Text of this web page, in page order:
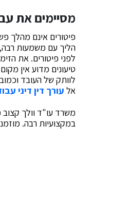
מסיימים את
פיטורים אינם מהלך
הליך עם משמעות
לפני פיטורים. את
טיעונים מדוע אין
לוותק של העובד
אל עורך דין דיני
משרד עו"ד וולך קצוב
במקצועיות רבה.